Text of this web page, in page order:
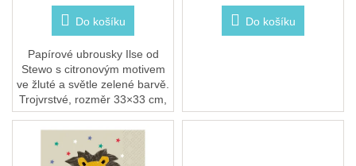
Prodejny
Přihlášení
Do košíku
Papírové ubrousky Ilse od
Stewo s citronovým motivem
ve žluté a světle zelené barvě.
Trojvrstvé, rozměr 33×33 cm,
složené na čtvrtiny. V balení
20 kusů. Vhodné pro kontakt
s...
Do košíku